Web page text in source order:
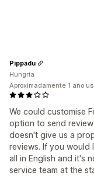
We could customise
option to send
doesn't give us a
reviews. If you would
all in English and it's
service team at the
Pippadu
Hungria
Aproximadamente 1 ano